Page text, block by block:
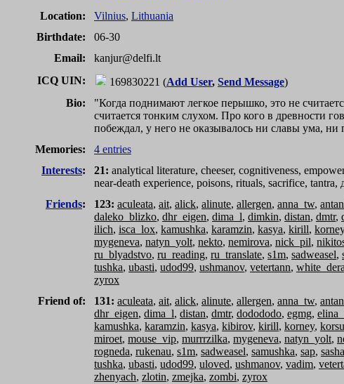
Location:
Vilnius, Lithuania
Birthdate:
06-30
Email:
kanjur@delfi.lt
ICQ UIN: 169830221 (Add User, Send Message)
Bio:
"Когда поднимают легкое перышко, это не
считается тонким слухом. Про кого в древности
побеждал, у него не оказывалось ни славы ума, ни
Memories:
4 entries
Interests: 21: analytical literature, cheeser, cognitiveness,
near-death experience, poisons, rituals, sacrifice,
Friends: 123: aculeata, ait, alick, alinute, allergen, anna_tw,
daleko_blizko, dhr_eigen, dima_l, dimkin, distan, dmtr,
ilich, isca_lox, kamushka, karamzin, kasya, kirill, korney
mygeneva, natyn_yolt, nekto, nemirova, nick_pil,
ru_blyadstvo, ru_reading, ru_translate, s1m, sadweasel,
tushka, ubasti, udod99, ushmanov, vetertann,
zyrox
Friend of:
131: aculeata, ait, alick, alinute, allergen, anna_tw,
dhr_eigen, dima_l, distan, dmtr, dodododo, egmg,
kamushka, karamzin, kasya, kibirov, kirill, korney,
miroet, mouse_vip, murrrzilka, mygeneva, natyn_yolt,
rogneda, rukenau, s1m, sadweasel, samushka, sap,
tushka, ubasti, udod99, uloved, ushmanov, vadim,
zhenyach, zlotin, zmejka, zombi, zyrox